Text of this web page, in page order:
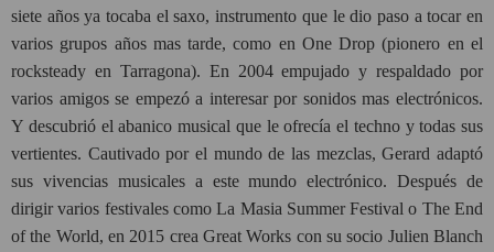
siete años ya tocaba el saxo, instrumento que le dio paso a tocar en
varios grupos años mas tarde, como en One Drop (pionero en el
rocksteady en Tarragona). En 2004 empujado y respaldado por
varios amigos se empezó a interesar por sonidos mas electrónicos.
Y descubrió el abanico musical que le ofrecía el techno y todas sus
vertientes. Cautivado por el mundo de las mezclas, Gerard adaptó
sus vivencias musicales a este mundo electrónico. Después de
dirigir varios festivales como La Masia Summer Festival o The End
of the World, en 2015 crea Great Works con su socio Julien Blanch